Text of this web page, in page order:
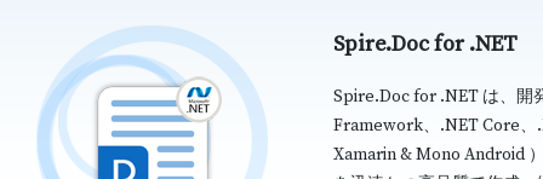
Spire.Doc for .NET
Spire.Doc for .NET は、開
Framework、.NET Core、
Xamarin & Mono Android